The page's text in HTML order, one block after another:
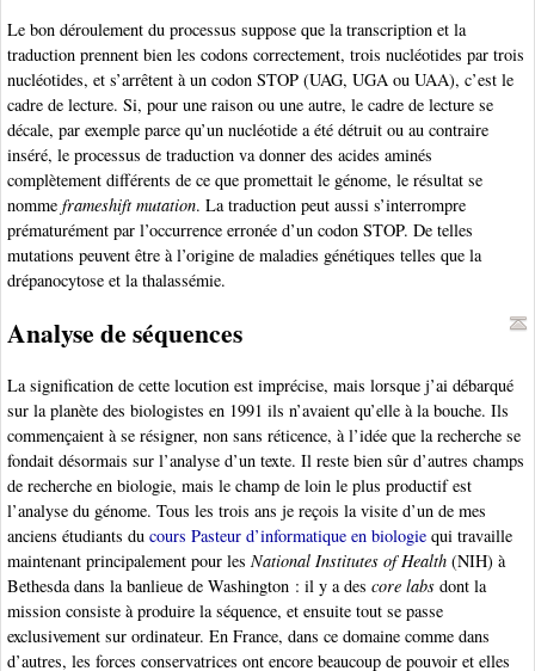
Le bon déroulement du processus suppose que la transcription et la
traduction prennent bien les codons correctement, trois nucléotides par trois
nucléotides, et s’arrêtent à un codon STOP (UAG, UGA ou UAA), c’est le
cadre de lecture. Si, pour une raison ou une autre, le cadre de lecture se
décale, par exemple parce qu’un nucléotide a été détruit ou au contraire
inséré, le processus de traduction va donner des acides aminés
complètement différents de ce que promettait le génome, le résultat se
nomme frameshift mutation. La traduction peut aussi s’interrompre
prématurément par l’occurrence erronée d’un codon STOP. De telles
mutations peuvent être à l’origine de maladies génétiques telles que la
drépanocytose et la thalassémie.
Analyse de séquences
La signification de cette locution est imprécise, mais lorsque j’ai débarqué
sur la planète des biologistes en 1991 ils n’avaient qu’elle à la bouche. Ils
commençaient à se résigner, non sans réticence, à l’idée que la recherche se
fondait désormais sur l’analyse d’un texte. Il reste bien sûr d’autres champs
de recherche en biologie, mais le champ de loin le plus productif est
l’analyse du génome. Tous les trois ans je reçois la visite d’un de mes
anciens étudiants du cours Pasteur d’informatique en biologie qui travaille
maintenant principalement pour les National Institutes of Health (NIH) à
Bethesda dans la banlieue de Washington : il y a des core labs dont la
mission consiste à produire la séquence, et ensuite tout se passe
exclusivement sur ordinateur. En France, dans ce domaine comme dans
d’autres, les forces conservatrices ont encore beaucoup de pouvoir et elles